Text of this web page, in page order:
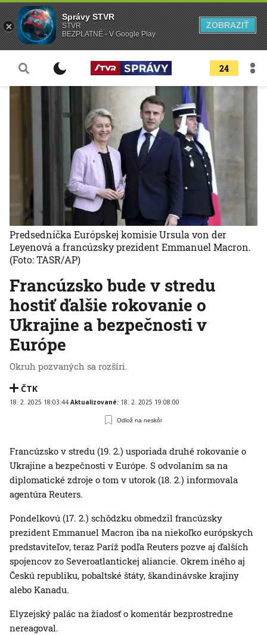
24
Francúzsko bude v stredu
hostiť ďalšie rokovanie o
Ukrajine a bezpečnosti v
Európe
Okruh pozvaných sa rozšíri.
ČTK
18. 2. 2025 18:03:44 Aktualizované: 18. 2. 2025 19:08:00
Odlož na neskôr
Predsedníčka Európskej komisie Ursula von der
Leyenová a francúzsky prezident Emmanuel Macron.
(Foto: TASR/AP)
Francúzsko v stredu (19. 2.) usporiada druhé rokovanie o
Ukrajine a bezpečnosti v Európe. S odvolaním sa na
diplomatické zdroje o tom v utorok (18. 2.) informovala
agentúra Reuters.
Pondelkovú (17. 2.) schôdzku obmedzil francúzsky
prezident Emmanuel Macron iba na niekoľko európskych
predstaviteľov, teraz Paríž podľa Reuters pozve aj ďalších
spojencov zo Severoatlantickej aliancie. Okrem iného aj
Českú republiku, pobaltské štáty, škandinávske krajiny
alebo Kanadu.
Elyzejský palác na žiadosť o komentár bezprostredne
nereagoval.
Správy STVR
STVR
BEZPLATNÉ - V Google Play
ZOBRAZIŤ